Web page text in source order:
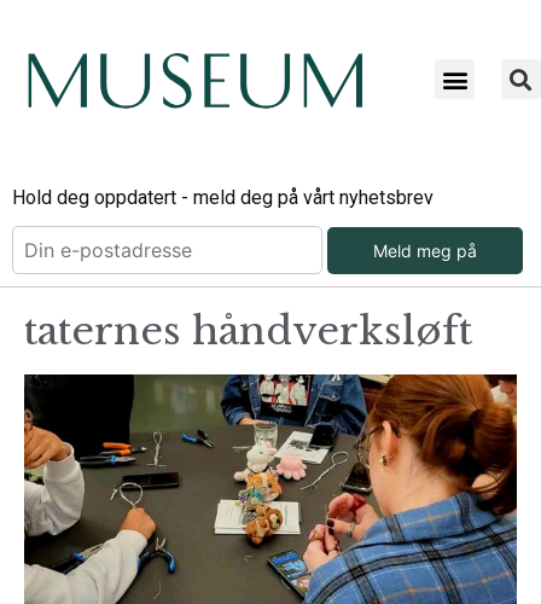
Hold deg oppdatert - meld deg på vårt nyhetsbrev
Meld meg på
taternes håndverksløft